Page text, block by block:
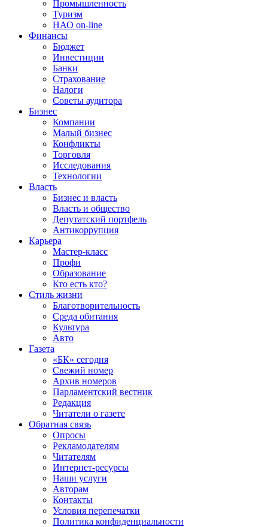
Промышленность
Туризм
НАО on-line
Финансы
Бюджет
Инвестиции
Банки
Страхование
Налоги
Советы аудитора
Бизнес
Компании
Малый бизнес
Конфликты
Торговля
Исследования
Технологии
Власть
Бизнес и власть
Власть и общество
Депутатский портфель
Антикоррупция
Карьера
Мастер-класс
Профи
Образование
Кто есть кто?
Стиль жизни
Благотворительность
Среда обитания
Культура
Авто
Газета
«БК» сегодня
Свежий номер
Архив номеров
Парламентский вестник
Редакция
Читатели о газете
Обратная связь
Опросы
Рекламодателям
Читателям
Интернет-ресурсы
Наши услуги
Авторам
Контакты
Условия перепечатки
Политика конфиденциальности